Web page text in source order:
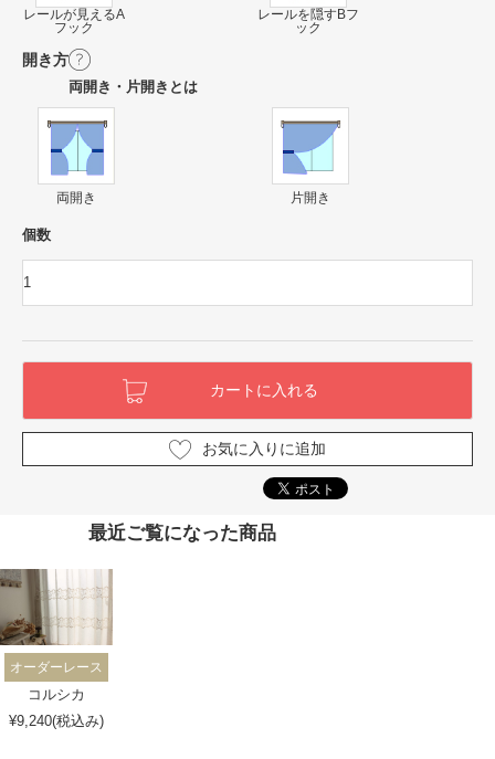
レールが見えるA
フック
レールを隠すBフ
ック
開き方
両開き・片開きとは
両開き 片開き
個数
お気に入りに追加
最近ご覧になった商品
オーダーレース
コルシカ
¥9,240(税込み)